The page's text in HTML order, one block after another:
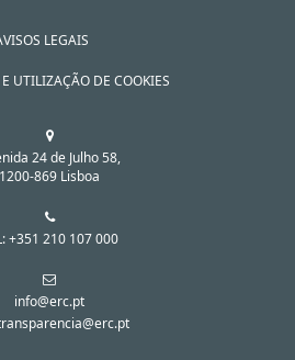
LEGAIS
UTILIZAÇÃO DE COOKIES
24 de Julho 58,
1200-869 Lisboa
+351 210 107 000
info@erc.pt